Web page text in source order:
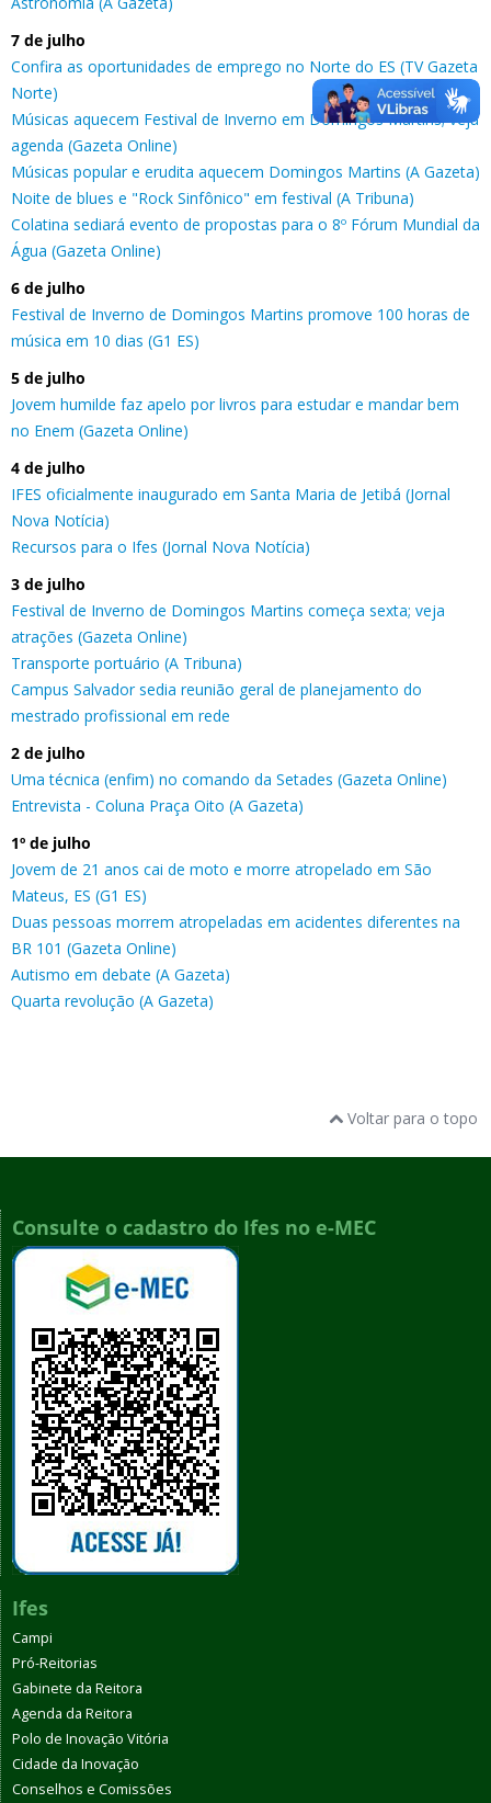
7 de julho
Confira as oportunidades de emprego no Norte do ES (TV Gazeta
Norte)
Músicas aquecem Festival de Inverno em Domingos Martins; veja
agenda (Gazeta Online)
Músicas popular e erudita aquecem Domingos Martins (A Gazeta)
Noite de blues e "Rock Sinfônico" em festival (A Tribuna)
Colatina sediará evento de propostas para o 8º Fórum Mundial da
Água (Gazeta Online)
6 de julho
Festival de Inverno de Domingos Martins promove 100 horas de
música em 10 dias (G1 ES)
5 de julho
Jovem humilde faz apelo por livros para estudar e mandar bem
no Enem (Gazeta Online)
4 de julho
IFES oficialmente inaugurado em Santa Maria de Jetibá (Jornal
Nova Notícia)
Recursos para o Ifes (Jornal Nova Notícia)
3 de julho
Festival de Inverno de Domingos Martins começa sexta; veja
atrações (Gazeta Online)
Transporte portuário (A Tribuna)
Campus Salvador sedia reunião geral de planejamento do
mestrado profissional em rede
2 de julho
Uma técnica (enfim) no comando da Setades (Gazeta Online)
Entrevista - Coluna Praça Oito (A Gazeta)
1º de julho
Jovem de 21 anos cai de moto e morre atropelado em São
Mateus, ES (G1 ES)
Duas pessoas morrem atropeladas em acidentes diferentes na
BR 101 (Gazeta Online)
Autismo em debate (A Gazeta)
Quarta revolução (A Gazeta)
Voltar para o topo
Consulte o cadastro do Ifes no e-MEC
Ifes
Campi
Pró-Reitorias
Gabinete da Reitora
Agenda da Reitora
Polo de Inovação Vitória
Cidade da Inovação
Conselhos e Comissões